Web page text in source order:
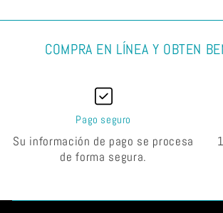
Axolotl
Axolotl
COMPRA EN LÍNEA Y OBTEN
Pago seguro
Su información de pago se procesa
de forma segura.